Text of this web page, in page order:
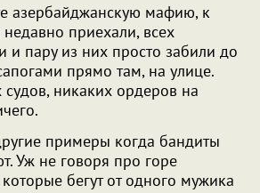
азербайджанскую мафию, к
приехали, всех
и пару из них просто забили до
прямо там, на улице.
судов, никаких ордеров на
примеры когда бандиты
Уж не говоря про горе
бегут от одного мужика